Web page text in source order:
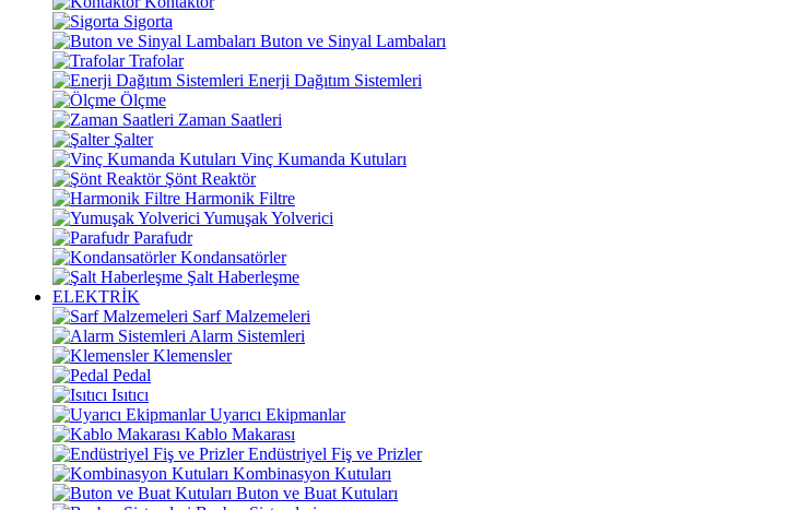
Sigorta
Buton ve Sinyal Lambaları
Trafolar
Enerji Dağıtım Sistemleri
Ölçme
Zaman Saatleri
Şalter
Vinç Kumanda Kutuları
Şönt Reaktör
Harmonik Filtre
Yumuşak Yolverici
Parafudr
Kondansatörler
Şalt Haberleşme
ELEKTRİK
Sarf Malzemeleri
Alarm Sistemleri
Klemensler
Pedal
Isıtıcı
Uyarıcı Ekipmanlar
Kablo Makarası
Endüstriyel Fiş ve Prizler
Kombinasyon Kutuları
Buton ve Buat Kutuları